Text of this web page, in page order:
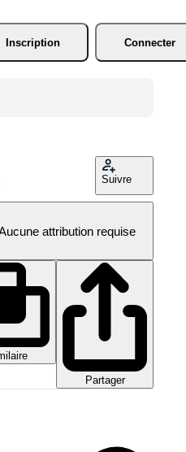
Inscription
Connecter
Suivre
attribution requise
Partager